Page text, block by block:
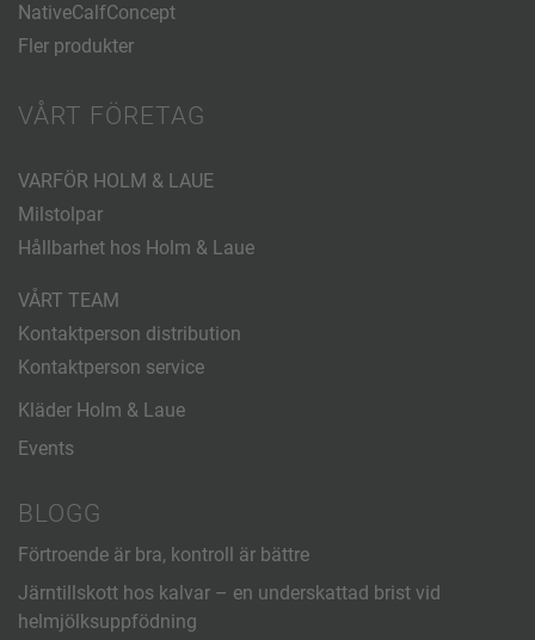
NativeCalfConcept
Fler produkter
VÅRT FÖRETAG
VARFÖR HOLM & LAUE
Milstolpar
Hållbarhet hos Holm & Laue
VÅRT TEAM
Kontaktperson distribution
Kontaktperson service
Kläder Holm & Laue
Events
BLOGG
Förtroende är bra, kontroll är bättre
Järntillskott hos kalvar – en underskattad brist vid
helmjölksuppfödning